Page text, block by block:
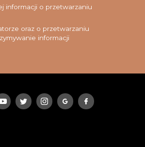
informacji o przetwarzaniu
oraz o przetwarzaniu
informacji